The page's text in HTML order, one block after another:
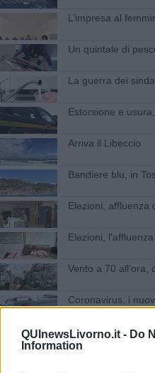
QUInewsLivorno.it - Do
Information
L’impresa al
Un quintale di
La guerra dei
Estorsione e
Arriva il Libeccio
Bandiere blu, in
Elezioni, affluenza
Elezioni,
Vento a 70 all’ora,
Coronavirus, i
Covid, tre decessi